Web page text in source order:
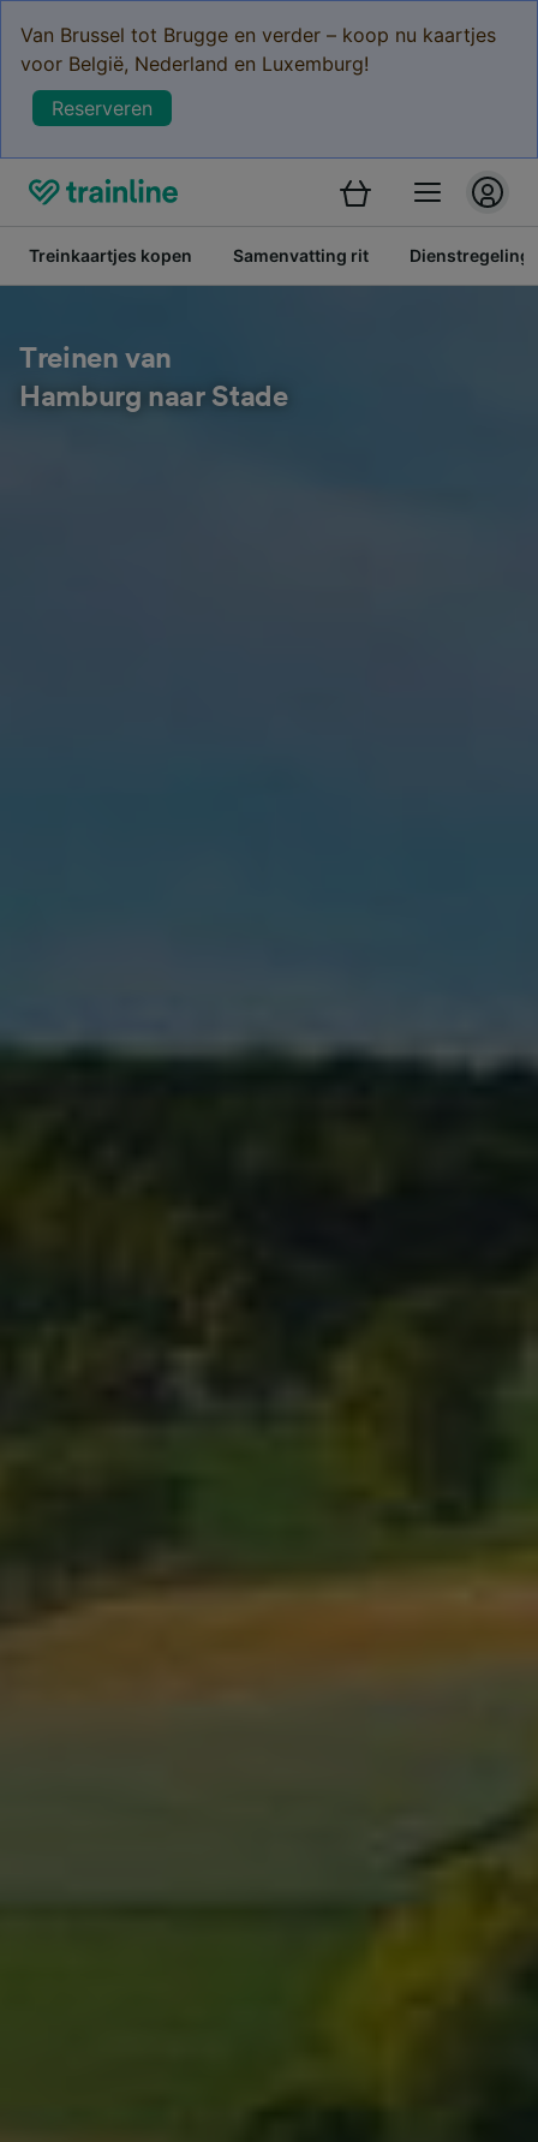
Van Brussel tot Brugge en verder – koop nu kaartjes
voor België, Nederland en Luxemburg!
Reserveren
Treinkaartjes kopen Samenvatting rit Dienstregeling
Treinen van
Hamburg naar Stade